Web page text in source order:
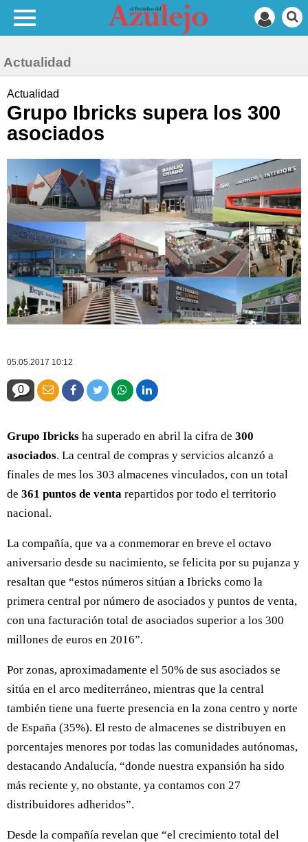
Actualidad
Actualidad
Grupo Ibricks supera los 300
asociados
05.05.2017 10:12
0
Grupo Ibricks ha superado en abril la cifra de 300
asociados. La central de compras y servicios alcanzó a
finales de mes los 303 almacenes vinculados, con un total
de 361 puntos de venta repartidos por todo el territorio
nacional.
La compañía, que va a conmemorar en breve el octavo
aniversario desde su nacimiento, se felicita por su pujanza y
resaltan que “estos números sitúan a Ibricks como la
primera central por número de asociados y puntos de venta,
con una facturación total de asociados superior a los 300
millones de euros en 2016”.
Por zonas, aproximadamente el 50% de sus asociados se
sitúa en el arco mediterráneo, mientras que la central
también tiene una fuerte presencia en la zona centro y norte
de España (35%). El resto de almacenes se distribuyen en
porcentajes menores por todas las comunidades autónomas,
destacando Andalucía, “donde nuestra expansión ha sido
más reciente y, no obstante, ya contamos con 27
distribuidores adheridos”.
Desde la compañía revelan que “el crecimiento total del